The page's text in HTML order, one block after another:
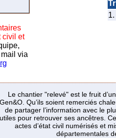
civil et
via
1.
Le chantier "relevé" est le fruit
Gen&O. Qu’ils soient remerciés
de partager l’information avec le
utiles pour retrouver ses ancêtres.
actes d’état civil numérisés et
départementales